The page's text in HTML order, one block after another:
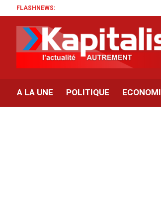
FLASHNEWS:
A LA UNE POLITIQUE